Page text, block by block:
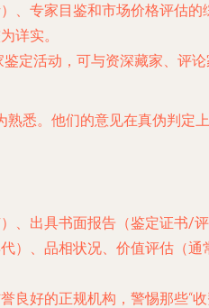
、专家目鉴和市场价格评估的
详实。
定活动，可与资深藏家、评
悉。他们的意见在真伪判定
、出具书面报告（鉴定证书/评
）、品相状况、价值评估（
好的正规机构，警惕那些“收